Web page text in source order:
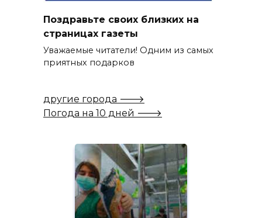
Поздравьте своих близких на
страницах газеты
Уважаемые читатели! Одним из самых
приятных подарков
другие города 🡒
Погода на 10 дней 🡒